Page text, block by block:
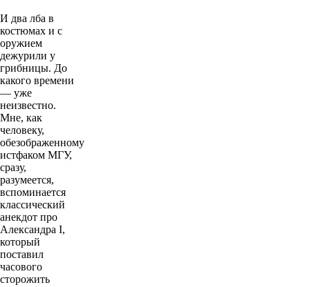
И два лба в
костюмах и с
оружием
дежурили у
грибницы. До
какого времени
— уже
неизвестно.
Мне, как
человеку,
обезображенному
истфаком МГУ,
сразу,
разумеется,
вспоминается
классический
анекдот про
Александра I,
который
поставил
часового
сторожить